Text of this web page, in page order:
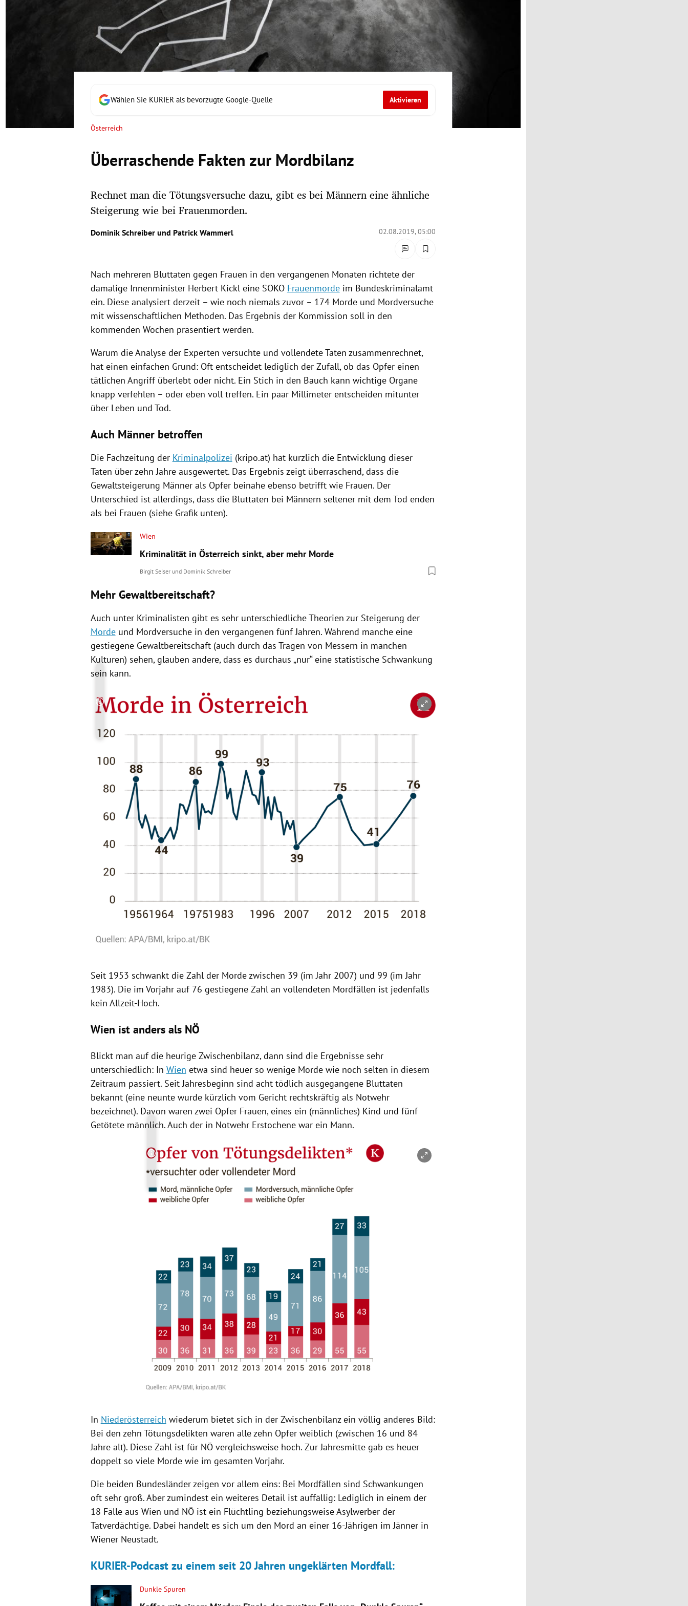
Wählen Sie KURIER als bevorzugte Google-Quelle Aktivieren
Österreich
Überraschende Fakten zur Mordbilanz
Rechnet man die Tötungsversuche dazu, gibt es bei Männern eine ähnliche
Steigerung wie bei Frauenmorden.
Dominik Schreiberund Patrick Wammerl 02.08.2019, 05:00
Nach mehreren Bluttaten gegen Frauen in den vergangenen Monaten richtete der
damalige Innenminister Herbert Kickleine SOKO Frauenmordeim Bundeskriminalamt
ein. Diese analysiert derzeit – wie noch niemals zuvor – 174 Mordeund Mordversuche
mit wissenschaftlichen Methoden. Das Ergebnis der Kommission soll in den
kommenden Wochen präsentiert werden.
Warum die Analyse der Experten versuchte und vollendete Taten zusammenrechnet,
hat einen einfachen Grund: Oft entscheidet lediglich der Zufall, ob das Opfer einen
tätlichen Angriff überlebt oder nicht. Ein Stich in den Bauch kann wichtige Organe
knapp verfehlen – oder eben voll treffen. Ein paar Millimeter entscheiden mitunter
über Leben und Tod.
Auch Männer betroffen
Die Fachzeitung der Kriminalpolizei (kripo.at) hat kürzlich die Entwicklung dieser
Taten über zehn Jahre ausgewertet. Das Ergebnis zeigt überraschend, dass die
Gewaltsteigerung Männer als Opfer beinahe ebenso betrifft wie Frauen. Der
Unterschied ist allerdings, dass die Bluttaten bei Männern seltener mit dem Tod enden
als bei Frauen (siehe Grafik unten).
Wien
Kriminalität in Österreich sinkt, aber mehr Morde
Birgit Seiserund Dominik Schreiber
Mehr Gewaltbereitschaft?
Auch unter Kriminalisten gibt es sehr unterschiedliche Theorien zur Steigerung der
Mordeund Mordversuche in den vergangenen fünf Jahren. Während manche eine
gestiegene Gewaltbereitschaft (auch durch das Tragen von Messern in manchen
Kulturen) sehen, glauben andere, dass es durchaus „nur“ eine statistische Schwankung
sein kann.
Copyright-Hinweis öffnen/schließen
Seit 1953 schwankt die Zahl der Mordezwischen 39 (im Jahr 2007) und 99 (im Jahr
1983). Die im Vorjahr auf 76 gestiegene Zahl an vollendeten Mordfällen ist jedenfalls
kein Allzeit-Hoch.
Wien ist anders als NÖ
Blickt man auf die heurige Zwischenbilanz, dann sind die Ergebnisse sehr
unterschiedlich: In Wien etwa sind heuer so wenige Mordewie noch selten in diesem
Zeitraum passiert. Seit Jahresbeginn sind acht tödlich ausgegangene Bluttaten
bekannt (eine neunte wurde kürzlich vom Gericht rechtskräftig als Notwehr
bezeichnet). Davon waren zwei Opfer Frauen, eines ein (männliches) Kind und fünf
Getötete männlich. Auch der in Notwehr Erstochene war ein Mann.
Copyright-Hinweis öffnen/schließen
In Niederösterreich wiederum bietet sich in der Zwischenbilanz ein völlig anderes Bild:
Bei den zehn Tötungsdelikten waren alle zehn Opfer weiblich (zwischen 16 und 84
Jahre alt). Diese Zahl ist für NÖ vergleichsweise hoch. Zur Jahresmitte gab es heuer
doppelt so viele Mordewie im gesamten Vorjahr.
Die beiden Bundesländer zeigen vor allem eins: Bei Mordfällen sind Schwankungen
oft sehr groß. Aber zumindest ein weiteres Detail ist auffällig: Lediglich in einem der
18 Fälle aus Wien und NÖ ist ein Flüchtling beziehungsweise Asylwerber der
Tatverdächtige. Dabei handelt es sich um den Mord an einer 16-Jährigen im Jänner in
Wiener Neustadt.
KURIER-Podcast zu einem seit 20 Jahren ungeklärten Mordfall:
Dunkle Spuren